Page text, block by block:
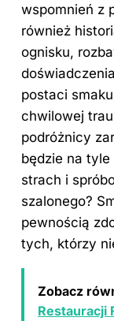
wspomnień z
również
ognisku,
postaci
chwilowej
podróżnicy
będzie na tyle
strach i
szalonego?
pewnością
tych, którzy
Zobacz
Restauracji